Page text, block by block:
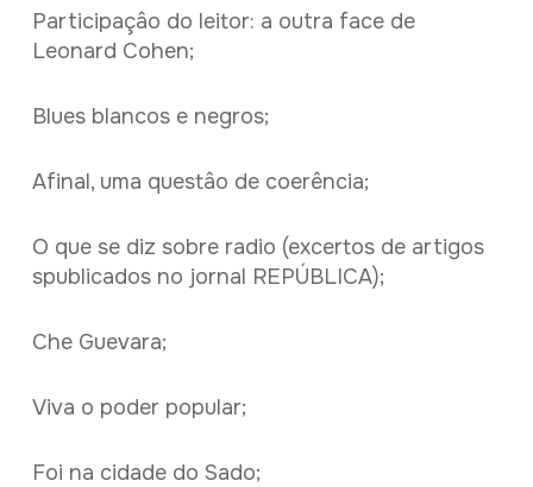
Participaçâo do leitor: a outra face de
Leonard Cohen;
Blues blancos e negros;
Afinal, uma questâo de coerência;
O que se diz sobre radio (excertos de artigos
spublicados no jornal REPÚBLICA);
Che Guevara;
Viva o poder popular;
Foi na cidade do Sado;